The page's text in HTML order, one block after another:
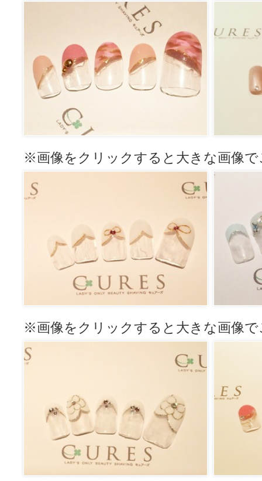
※画像をクリックすると大きな画像で
※画像をクリックすると大きな画像で